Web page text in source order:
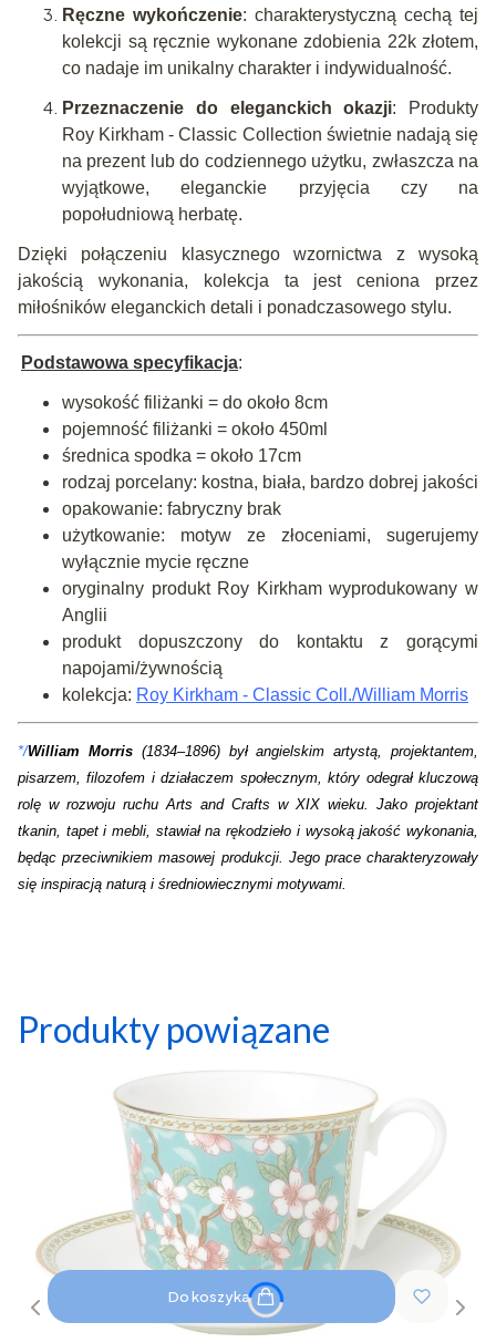
Ręczne wykończenie: charakterystyczną cechą tej
kolekcji są ręcznie wykonane zdobienia 22k złotem,
co nadaje im unikalny charakter i indywidualność.
Przeznaczenie do eleganckich okazji: Produkty
Roy Kirkham - Classic Collection świetnie nadają się
na prezent lub do codziennego użytku, zwłaszcza na
wyjątkowe, eleganckie przyjęcia czy na
popołudniową herbatę.
Dzięki połączeniu klasycznego wzornictwa z wysoką
jakością wykonania, kolekcja ta jest ceniona przez
miłośników eleganckich detali i ponadczasowego stylu.
Podstawowa specyfikacja:
wysokość filiżanki = do około 8cm
pojemność filiżanki = około 450ml
średnica spodka = około 17cm
rodzaj porcelany: kostna, biała, bardzo dobrej jakości
opakowanie: fabryczny brak
użytkowanie: motyw ze złoceniami, sugerujemy
wyłącznie mycie ręczne
oryginalny produkt Roy Kirkham wyprodukowany w
Anglii
produkt dopuszczony do kontaktu z gorącymi
napojami/żywnością
kolekcja: Roy Kirkham - Classic Coll./William Morris
*/William Morris(1834–1896) był angielskim artystą, projektantem,
pisarzem, filozofem i działaczem społecznym, który odegrał kluczową
rolę w rozwoju ruchu Arts and Crafts w XIX wieku. Jako projektant
tkanin, tapet i mebli, stawiał na rękodzieło i wysoką jakość wykonania,
będąc przeciwnikiem masowej produkcji. Jego prace charakteryzowały
się inspiracją naturą i średniowiecznymi motywami.
Produkty powiązane
Do koszyka